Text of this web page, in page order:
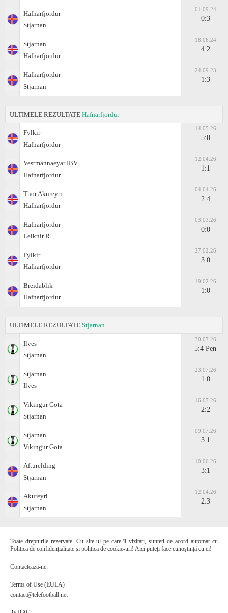
Hafnarfjordur
Stjarnan
01.09.24
0:3
Stjarnan
Hafnarfjordur
18.06.24
4:2
Hafnarfjordur
Stjarnan
24.09.23
1:3
ULTIMELE REZULTATE Hafnarfjordur
Fylkir
Hafnarfjordur
14.05.26
5:0
Vestmannaeyar IBV
Hafnarfjordur
12.04.26
1:1
Thor Akureyri
Hafnarfjordur
04.04.26
2:4
Hafnarfjordur
Leiknir R.
03.03.26
0:0
Fylkir
Hafnarfjordur
27.02.26
3:0
Breidablik
Hafnarfjordur
19.02.26
1:0
ULTIMELE REZULTATE Stjarnan
Ilves
Stjarnan
30.07.26
5:4 Pen
Stjarnan
Ilves
23.07.26
1:0
Vikingur Gota
Stjarnan
16.07.26
2:2
Stjarnan
Vikingur Gota
09.07.26
3:1
Afturelding
Stjarnan
10.06.26
3:1
Akureyri
Stjarnan
12.04.26
2:3
Toate drepturile rezervate. Cu site-ul pe care îl vizitați, sunteți de acord automat cu
Politica de confidențialitate și politica de cookie-uri! Aici puteți face cunoștință cu ei!
Contactează-ne:
Terms of Use (EULA)
contact@telefootball.net